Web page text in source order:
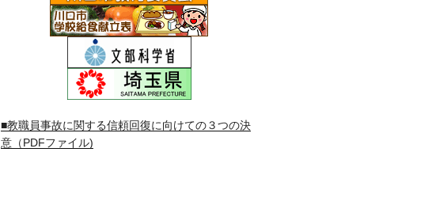
■教職員事故に関する信頼回復に向けての３つの決
意（PDFファイル)